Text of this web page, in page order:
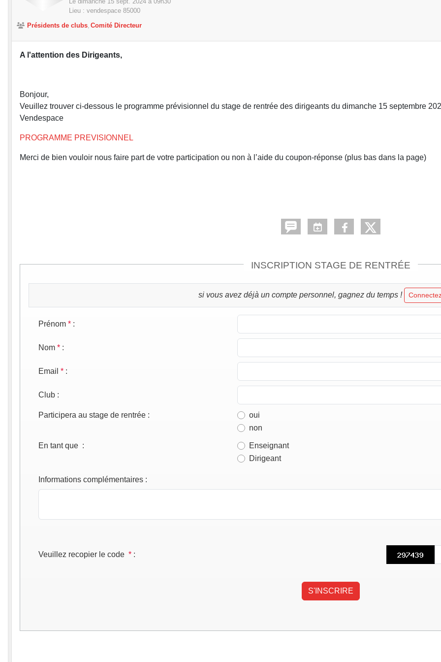
Lieu : vendespace 85000
Présidents de clubs Comité Directeur
A l'attention des Dirigeants,
Bonjour,
Veuillez trouver ci-dessous le programme prévisionnel du stage de rentrée des dirigeants du dimanche 15 septembre
Vendespace
PROGRAMME PREVISIONNEL
Merci de bien vouloir nous faire part de votre participation ou non à l’aide du coupon-réponse (plus bas dans la page)
INSCRIPTION STAGE DE RENTRÉE
si vous avez déjà un compte personnel, gagnez du temps !
Prénom * :
Nom * :
Email * :
Club :
Participera au stage de rentrée :
oui
non
En tant que :
Enseignant
Dirigeant
Informations complémentaires :
Veuillez recopier le code * :